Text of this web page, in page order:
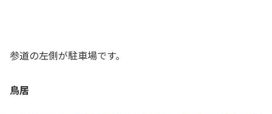
参道の左側が駐車場です。
鳥居